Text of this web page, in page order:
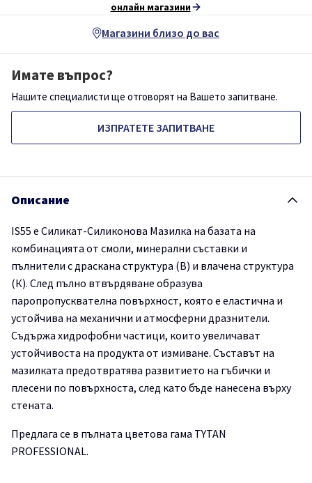
онлайн магазини
Магазини близо до вас
Имате въпрос?
Нашите специалисти ще отговорят на Вашето запитване.
ИЗПРАТЕТЕ ЗАПИТВАНЕ
Описание
IS55 e Силикат-Силиконова Мазилка на базата на
комбинацията от смоли, минерални съставки и
пълнители с драскана структура (B) и влачена структура
(К). След пълно втвърдяване образува
паропропусквателна повърхност, която е еластична и
устойчива на механични и атмосферни дразнители.
Съдържа хидрофобни частици, които увеличават
устойчивоста на продукта от измиване. Съставът на
мазилката предотвратява развитието на гъбички и
плесени по повърхноста, след като бъде нанесена върху
стената.
Предлага се в пълната цветова гама TYTAN
PROFESSIONAL.